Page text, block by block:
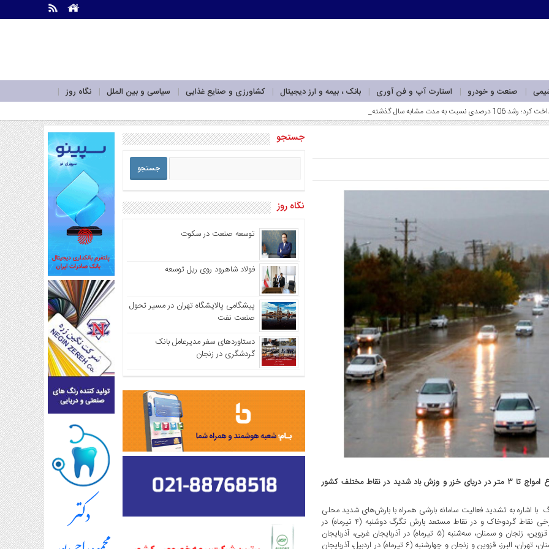
صنعت و خودرو استارت آپ و فن آوری بانک ، بیمه و ارز دیجیتال کشاورزی و صنایع غذایی سیاسی و بین الملل نگاه روز
سازمان هواشناسی نسبت به تشدید بارش در ۱۲ استان، افزایش ارتفاع امواج تا ۳ متر در دریای خزر و وزش باد شدید در نقاط مختلف کشور
اشاره به تشدید فعالیت سامانه بارشی همراه با بارش‌های شدید محلی
آورده است: وقوع رگبار باران، رعد و برق، وزش باد شدید موقت، در برخی نقاط گردوخاک و در نقاط مستعد بارش تگرگ دوشنبه (۴ تیرماه) در
آذربایجان غربی، آذربایجان شرقی، اردبیل، گیلان، مازندران، تهران، البرز، قزوین، زنجان و سمنان، سه‌شنبه (۵ تیرماه) در آذربایجان غربی، آذربایجان
شرقی، اردبیل، گیلان، مازندران، گلستان، دامنه و ارتفاعات استان‌های سمنان، تهران، البرز، قزوین و زنجان و چهارشنبه (۶ تیرماه) در اردبیل، آذربایجان
جستجو
نگاه روز
توسعه صنعت در سکوت
فولاد شاهرود روی ریل توسعه
پیشگامی پالایشگاه تهران در مسیر تحول
صنعت نفت
دستاوردهای سفر مدیرعامل بانک
گردشگری در زنجان